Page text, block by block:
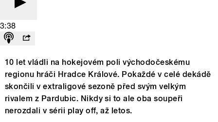
3:38
10 let vládli na hokejovém poli východočeskému
regionu hráči Hradce Králové. Pokaždé v celé dekádě
skončili v extraligové sezoně před svým velkým
rivalem z Pardubic. Nikdy si to ale oba soupeři
nerozdali v sérii play off, až letos.